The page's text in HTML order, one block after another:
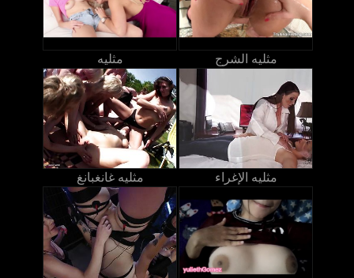
مثليه مثليه الشرج
مثليه غانغبانغ مثليه الإغراء